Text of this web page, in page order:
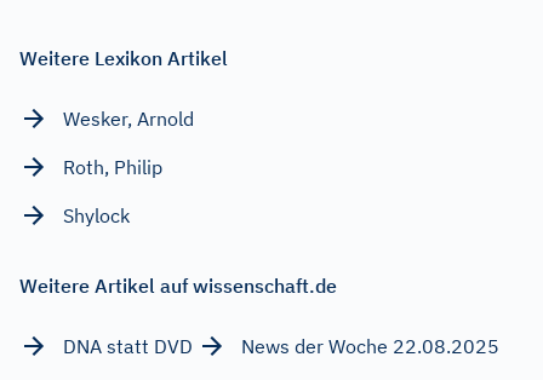
Weitere Lexikon Artikel
Wesker, Arnold
Roth, Philip
Shylock
Weitere Artikel auf wissenschaft.de
DNA statt DVD
News der Woche 22.08.2025